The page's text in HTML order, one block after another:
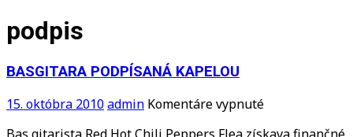
podpis
BASGITARA PODPÍSANÁ KAPELOU
15. októbra 2010admin Komentáre vypnuténa
Bas gitarista Red Hot Chili Peppers Flea získava finančné